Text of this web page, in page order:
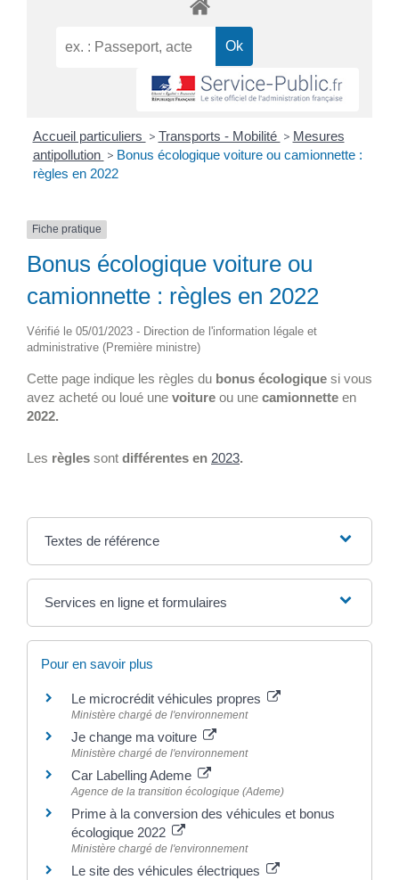
Accueil particuliers > Transports - Mobilité > Mesures
antipollution > Bonus écologique voiture ou camionnette :
règles en 2022
Fiche pratique
Bonus écologique voiture ou
camionnette : règles en 2022
Vérifié le 05/01/2023 - Direction de l'information légale et
administrative (Première ministre)
Cette page indique les règles du bonus écologique si vous
avez acheté ou loué une voiture ou une camionnette en
2022.
Les règles sont différentes en 2023.
Textes de référence
Services en ligne et formulaires
Pour en savoir plus
Le microcrédit véhicules propres
Ministère chargé de l'environnement
Je change ma voiture
Ministère chargé de l'environnement
Car Labelling Ademe
Agence de la transition écologique (Ademe)
Prime à la conversion des véhicules et bonus
écologique 2022
Ministère chargé de l'environnement
Le site des véhicules électriques